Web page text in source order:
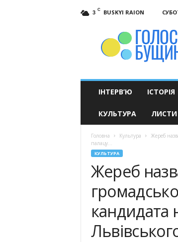
3 C BUSKYI RAION
ІНТЕРВ’Ю ІСТОРІЯ
КУЛЬТУРА ЛИСТИ
Головна Культура
Жереб
палацу...
КУЛЬТУРА
Жереб
кандидата